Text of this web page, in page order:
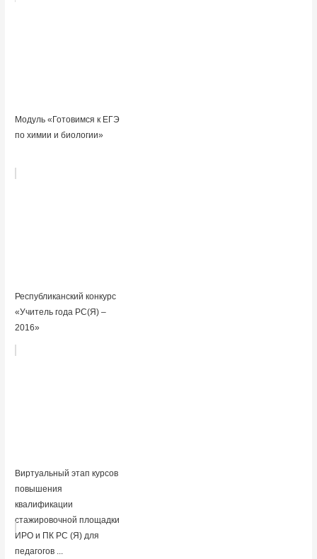
Модуль «Готовимся к ЕГЭ
по химии и биологии»
Республиканский конкурс
«Учитель года РС(Я) –
2016»
Виртуальный этап курсов
повышения
квалификации
стажировочной площадки
ИРО и ПК РС (Я) для
педагогов ...